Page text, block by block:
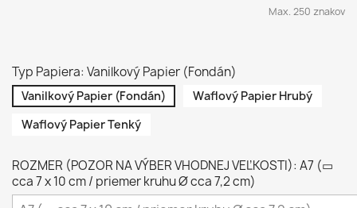
Max. 250 znakov
Typ Papiera: Vanilkový Papier (Fondán)
Vanilkový Papier (Fondán)
Waflový Papier Hrubý
Waflový Papier Tenký
ROZMER (POZOR NA VÝBER VHODNEJ VEĽKOSTI): A7 (▭
cca 7 x 10 cm / priemer kruhu Ø cca 7,2 cm)